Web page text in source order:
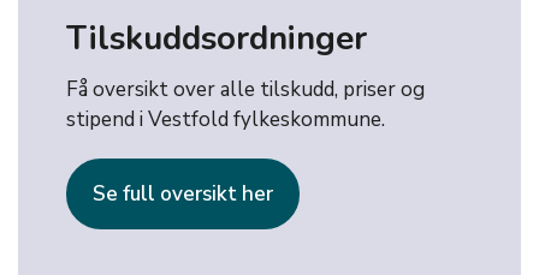
Tilskuddsordninger
Få oversikt over alle tilskudd, priser og
stipend i Vestfold fylkeskommune.
Se full oversikt her